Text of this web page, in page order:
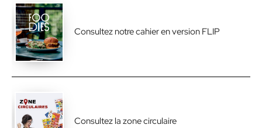
Consultez notre cahier en version FLIP
Consultez la zone circulaire